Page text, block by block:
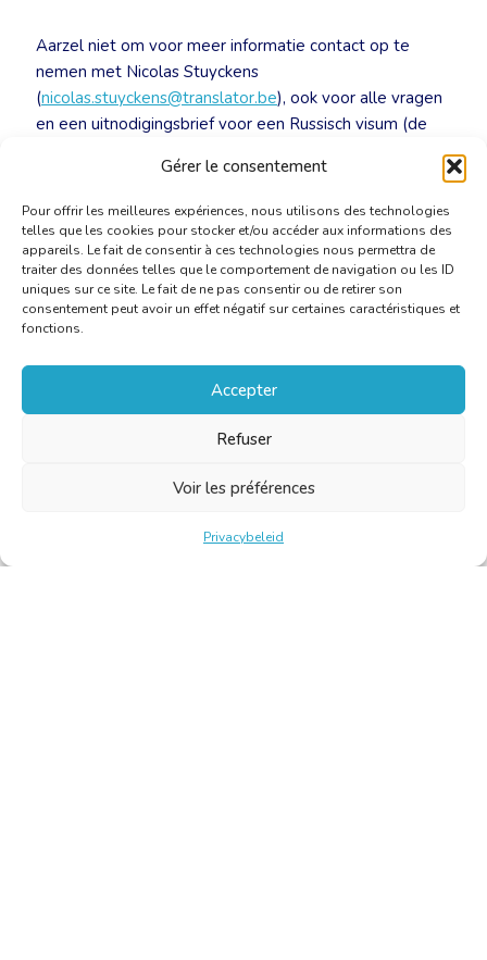
Gérer le consentement
Pour offrir les meilleures expériences, nous utilisons des technologies
telles que les cookies pour stocker et/ou accéder aux informations des
appareils. Le fait de consentir à ces technologies nous permettra de
traiter des données telles que le comportement de navigation ou les ID
uniques sur ce site. Le fait de ne pas consentir ou de retirer son
consentement peut avoir un effet négatif sur certaines caractéristiques et
fonctions.
Accepter
Refuser
Voir les préférences
Privacybeleid
Aarzel niet om voor meer informatie contact op te
nemen met Nicolas Stuyckens
(nicolas.stuyckens@translator.be), ook voor alle vragen
en een uitnodigingsbrief voor een Russisch visum (de
visumaanvragen worden later verstrekt).